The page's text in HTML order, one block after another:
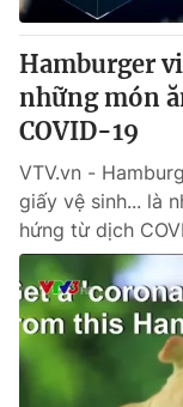
Hamburger
những món
COVID-19
VTV.vn -
giấy vệ sinh... là
hứng từ dịch